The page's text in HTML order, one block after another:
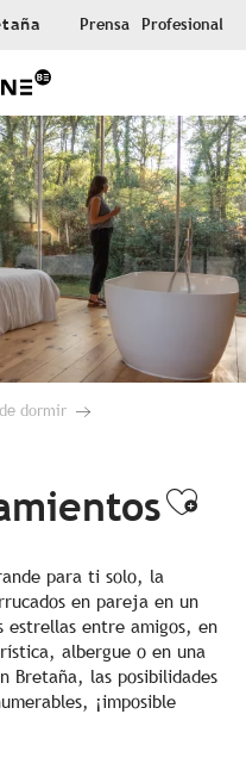
Prensa Profesional
dormir
para ti solo, la
en pareja en un
estrellas entre amigos, en
albergue o en una
Bretaña, las posibilidades
¡imposible